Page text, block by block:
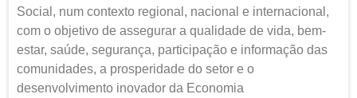
Social, num contexto regional, nacional e internacional,
com o objetivo de assegurar a qualidade de vida, bem-
estar, saúde, segurança, participação e informação das
comunidades, a prosperidade do setor e o
desenvolvimento inovador da Economia